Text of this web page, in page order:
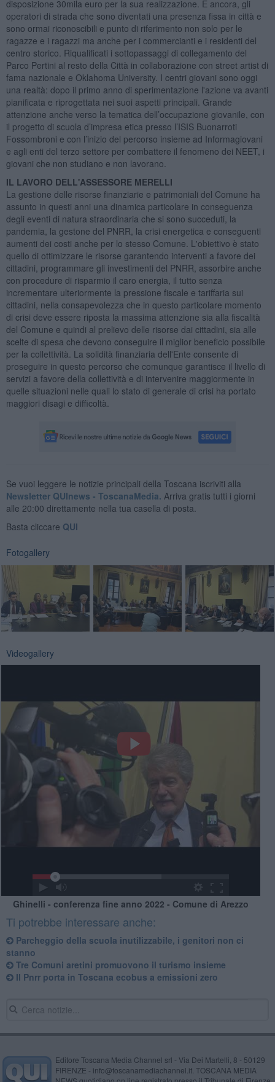
disposizione 30mila euro per la sua realizzazione. E ancora, gli
operatori di strada che sono diventati una presenza fissa in città e
sono ormai riconoscibili e punto di riferimento non solo per le
ragazze e i ragazzi ma anche per i commercianti e i residenti del
centro storico. Riqualificati i sottopassaggi di collegamento del
Parco Pertini al resto della Città in collaborazione con street artist di
fama nazionale e Oklahoma University. I centri giovani sono oggi
una realtà: dopo il primo anno di sperimentazione l'azione va avanti
pianificata e riprogettata nei suoi aspetti principali. Grande
attenzione anche verso la tematica dell’occupazione giovanile, con
il progetto di scuola d’impresa etica presso l’ISIS Buonarroti
Fossombroni e con l’inizio del percorso insieme ad Informagiovani
e agli enti del terzo settore per combattere il fenomeno dei NEET, i
giovani che non studiano e non lavorano.
IL LAVORO DELL'ASSESSORE MERELLI
La gestione delle risorse finanziarie e patrimoniali del Comune ha
assunto in questi anni una dinamica particolare in conseguenza
degli eventi di natura straordinaria che si sono succeduti, la
pandemia, la gestone del PNRR, la crisi energetica e conseguenti
aumenti dei costi anche per lo stesso Comune. L'obiettivo è stato
quello di ottimizzare le risorse garantendo interventi a favore dei
cittadini, programmare gli investimenti del PNRR, assorbire anche
con procedure di risparmio il caro energia, il tutto senza
incrementare ulteriormente la pressione fiscale e tariffaria sui
cittadini, nella consapevolezza che in questo particolare momento
di crisi deve essere riposta la massima attenzione sia alla fiscalità
del Comune e quindi al prelievo delle risorse dai cittadini, sia alle
scelte di spesa che devono conseguire il miglior beneficio possibile
per la collettività. La solidità finanziaria dell'Ente consente di
proseguire in questo percorso che comunque garantisce il livello di
servizi a favore della collettività e di intervenire maggiormente in
quelle situazioni nelle quali lo stato di generale di crisi ha portato
maggiori disagi e difficoltà.
Se vuoi leggere le notizie principali della Toscana iscriviti alla
Newsletter QUInews - ToscanaMedia. Arriva gratis tutti i giorni
alle 20:00 direttamente nella tua casella di posta.
Basta cliccare QUI
Fotogallery
Videogallery
Ghinelli - conferenza fine anno 2022 - Comune di Arezzo
Ti potrebbe interessare anche:
Parcheggio della scuola inutilizzabile, i genitori non ci
stanno
Tre Comuni aretini promuovono il turismo insieme
Il Pnrr porta in Toscana ecobus a emissioni zero
Editore Toscana Media Channel srl - Via Dei Martelli, 8 - 50129
FIRENZE - info@toscanamediachannel.it. TOSCANA MEDIA